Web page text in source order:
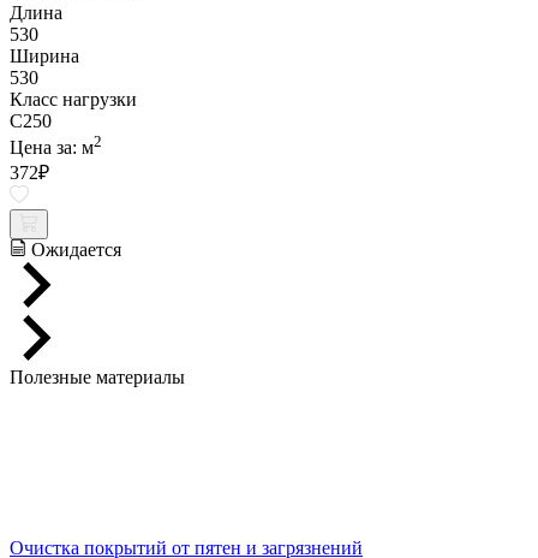
Длина
530
Ширина
530
Класс нагрузки
C250
Цена за: м2
372₽
Ожидается
Полезные материалы
Очистка покрытий от пятен и загрязнений